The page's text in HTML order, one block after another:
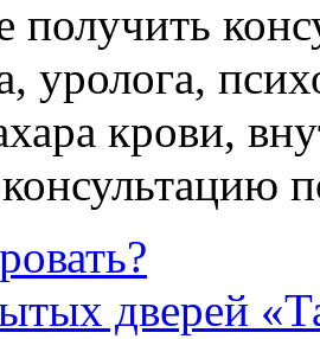
уролога,
крови,
дверей